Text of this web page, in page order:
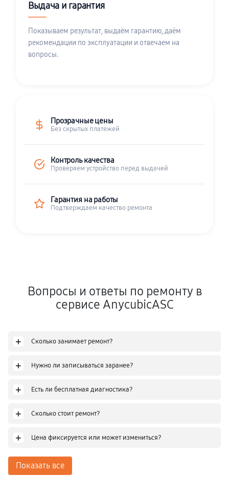
Выдача и гарантия
Показываем результат, выдаём гарантию, даём
рекомендации по эксплуатации и отвечаем на
вопросы.
Прозрачные цены
Без скрытых платежей
Контроль качества
Проверяем устройство перед выдачей
Гарантия на работы
Подтверждаем качество ремонта
Вопросы и ответы по ремонту в
сервисе AnycubicASC
+ Сколько занимает ремонт?
+ Нужно ли записываться заранее?
+ Есть ли бесплатная диагностика?
+ Сколько стоит ремонт?
+ Цена фиксируется или может измениться?
Показать все